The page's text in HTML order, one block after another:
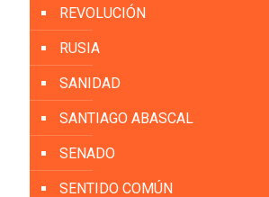
REVOLUCIÓN
RUSIA
SANIDAD
SANTIAGO ABASCAL
SENADO
SENTIDO COMÚN